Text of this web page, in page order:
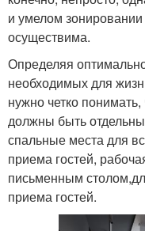
и умелом
осуществима.
Определяя
необходимых для
нужно четко
должны быть
спальные места для
приема гостей,
письменным
приема гостей.